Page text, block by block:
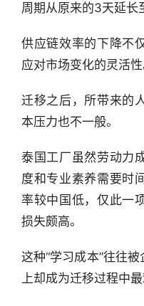
周期从原来的3天延长
供应链效率的下降不
应对市场变化的灵活性
迁移之后，所带来的
本压力也不一般。
泰国工厂虽然劳动力
度和专业素养需要时
率较中国低，仅此一
损失颇高。
这种“学习成本”往往
上却成为迁移过程中